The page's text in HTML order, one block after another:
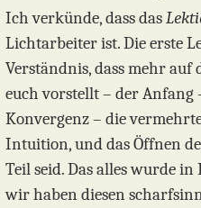
Ich verkünde, dass das
Lichtarbeiter ist. Die erste
Verständnis, dass mehr auf
euch vorstellt – der Anfang
Konvergenz – die
Intuition, und das Öffnen
Teil seid. Das alles wurde
wir haben diesen